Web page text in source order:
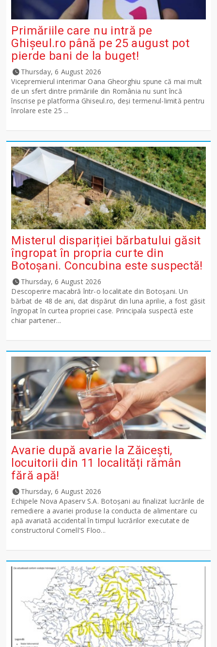
Primăriile care nu intră pe
Ghişeul.ro până pe 25 august pot
pierde bani de la buget!
Thursday, 6 August 2026
Vicepremierul interimar Oana Gheorghiu spune că mai mult
de un sfert dintre primăriile din România nu sunt încă
înscrise pe platforma Ghiseul.ro, deși termenul-limită pentru
înrolare este 25 ...
Misterul dispariției bărbatului găsit
îngropat în propria curte din
Botoșani. Concubina este suspectă!
Thursday, 6 August 2026
Descoperire macabră într-o localitate din Botoșani. Un
bărbat de 48 de ani, dat dispărut din luna aprilie, a fost găsit
îngropat în curtea propriei case. Principala suspectă este
chiar partener...
Avarie după avarie la Zăicești,
locuitorii din 11 localități rămân
fără apă!
Thursday, 6 August 2026
Echipele Nova Apaserv S.A. Botoșani au finalizat lucrările de
remediere a avariei produse la conducta de alimentare cu
apă avariată accidental în timpul lucrărilor executate de
constructorul Cornell'S Floo...